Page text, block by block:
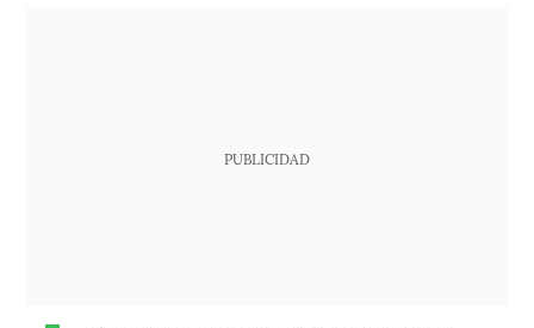
PUBLICIDAD